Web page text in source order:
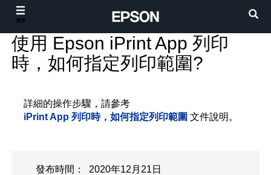
使用 Epson iPrint App 列印
時，如何指定列印範圍?
詳細的操作步驟，請參考
iPrint App 列印時，如何指定列印範圍 文件說明。
發布時間： 2020年12月21日